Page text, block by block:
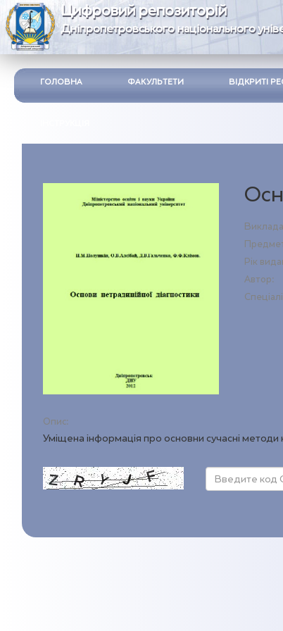
Цифровий репозиторій
Дніпропетровського національного
ГОЛОВНА ФАКУЛЬТЕТИ ВІДКРИТІ
Рік
Автор:
Опис:
Уміщена інформація про основни сучасні